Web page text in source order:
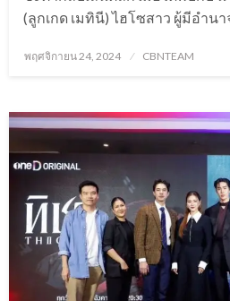
(ลูกเกด เมทินี) ไฮโซสาว ผู้มีอำน
Posted
พฤศจิกายน 24, 2024 CBNTEAM